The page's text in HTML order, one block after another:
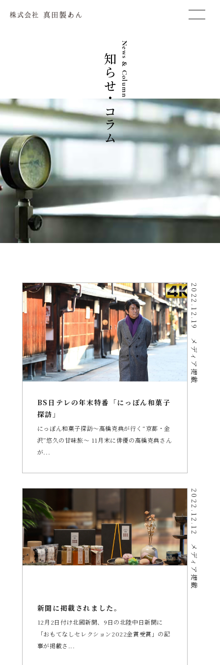
株式会社 真田製あん
あんの真田の製品
SANADAの製品（OEM）
事例のご紹介
お知らせ・コラム
オンラインショップ
News & Column
お知らせ・コラム
2022.12.19
メディア掲載
BS日テレの年末特番「にっぽん和菓子
探訪」
にっぽん和菓子探訪～高橋克典が行く“京都・金
沢”悠久の甘味旅～ 11月末に俳優の高橋克典さん
が...
2022.12.12
メディア掲載
新聞に掲載されました。
12月2日付け北國新聞、9日の北陸中日新聞に
「おもてなしセレクション2022金賞受賞」の記
事が掲載さ...